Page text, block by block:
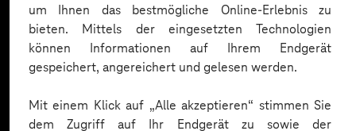
um Ihnen das bestmögliche Online-Erlebnis zu
bieten. Mittels der eingesetzten Technologien
können Informationen auf Ihrem Endgerät
gespeichert, angereichert und gelesen werden.
Mit einem Klick auf „Alle akzeptieren“ stimmen Sie
dem Zugriff auf Ihr Endgerät zu sowie der
Mehr laden